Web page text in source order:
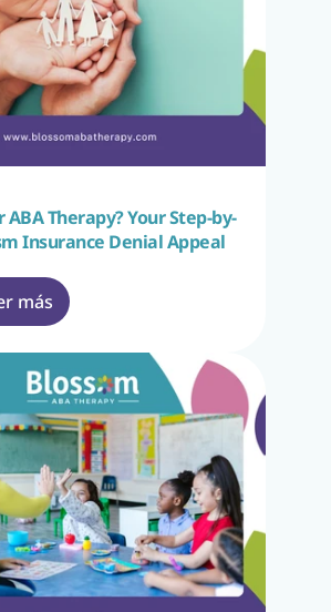
Therapy? Your Step-by-
Insurance Denial Appeal
más